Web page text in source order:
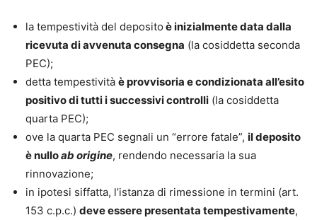
la tempestività del deposito è inizialmente data dalla
ricevuta di avvenuta consegna (la cosiddetta seconda
PEC);
detta tempestività è provvisoria e condizionata all’esito
positivo di tutti i successivi controlli (la cosiddetta
quarta PEC);
ove la quarta PEC segnali un “errore fatale”, il deposito
è nulloab origine, rendendo necessaria la sua
rinnovazione;
in ipotesi siffatta, l’istanza di rimessione in termini (art.
153 c.p.c.) deve essere presentata tempestivamente,